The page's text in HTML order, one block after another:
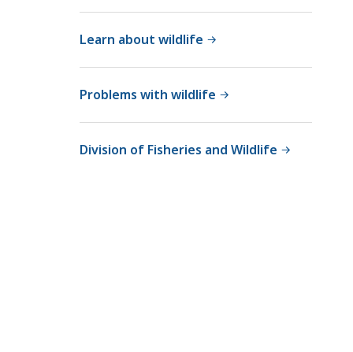
l
i
f
a
Learn about wildlife
Problems with wildlife
Division of Fisheries and Wildlife